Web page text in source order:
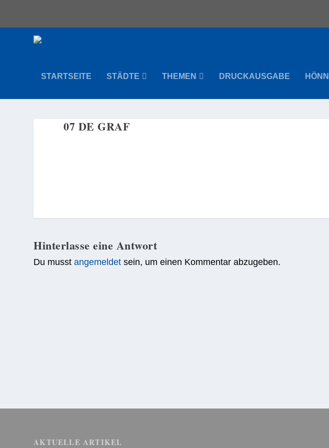
STARTSEITE STÄDTE THEMEN DRUCKAUSGABE
07 DE GRAF
Hinterlasse eine Antwort
Du musstangemeldet sein, um einen Kommentar abzugeben.
AKTUELLE ARTIKEL